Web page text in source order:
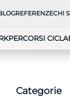
REFERENZECHI
PERCORSI
Categorie